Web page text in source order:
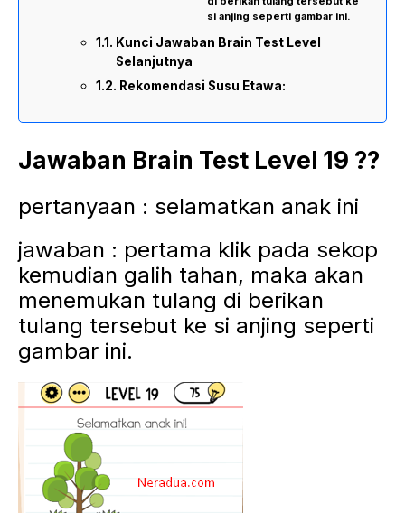
si anjing seperti gambar ini.
Kunci Jawaban Brain Test Level
Selanjutnya
Rekomendasi Susu Etawa:
Jawaban Brain Test Level 19 ??
pertanyaan : selamatkan anak ini
jawaban : pertama klik pada sekop
kemudian galih tahan, maka akan
menemukan tulang di berikan
tulang tersebut ke si anjing seperti
gambar ini.